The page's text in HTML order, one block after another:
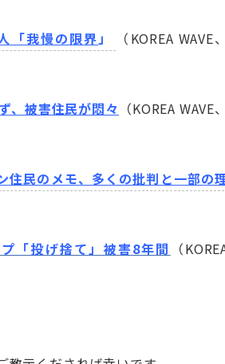
「我慢の限界 」
（KOREA WAVE、
、被害住民が悶々 （KOREA WAVE、
住民のメモ、多くの批判と一部の
「投げ捨て」被害8年間
（